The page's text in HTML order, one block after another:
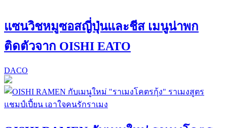
แซนวิชหมูซอสญี่ปุ่นและชีส เมนูน่าพก
ติดตัวจาก OISHI EATO
DACO